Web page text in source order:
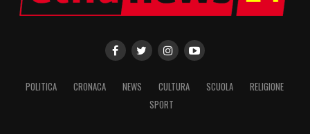
POLITICA CRONACA NEWS CULTURA SCUOLA
RELIGIONE
SPORT